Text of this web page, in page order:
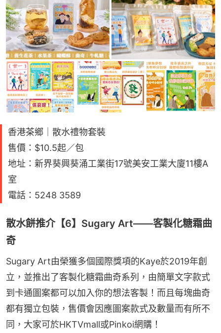
香港茶鄉｜散水禮物套裝
售價：$10.5起／包
地址：新界葵興葵涌工業街17號美安工業大廈11樓A
室
電話：5248 3589
散水餅推介【6】Sugary Art——客製化糖霜曲
奇
Sugary Art由榮獲多個國際獎項的Kaye於2019年創
立，並推出了客製化糖霜曲奇系列，由簡單文字款式
到卡通圖案都可以加入你的想法客製！而且每塊曲奇
都有獨立包裝，售價會因應圖案款式及數量而有所不
同，大家可於HKTVmall或Pinkoi網購！